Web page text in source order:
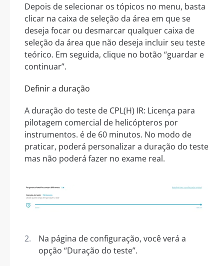
Depois de selecionar os tópicos no menu, basta
clicar na caixa de seleção da área em que se
deseja focar ou desmarcar qualquer caixa de
seleção da área que não deseja incluir seu teste
teórico. Em seguida, clique no botão “guardar e
continuar”.
Definir a duração
A duração do teste de CPL(H) IR: Licença para
pilotagem comercial de helicópteros por
instrumentos. é de 60 minutos. No modo de
praticar, poderá personalizar a duração do teste
mas não poderá fazer no exame real.
Na página de configuração, você verá a
opção “Duração do teste”.